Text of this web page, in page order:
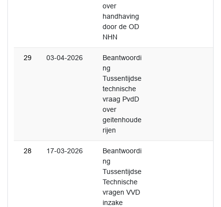
over
handhaving
door de OD
NHN
29 03-04-2026
Beantwoordi
ng
Tussentijdse
technische
vraag PvdD
over
geitenhoude
rijen
28 17-03-2026
Beantwoordi
ng
Tussentijdse
Technische
vragen VVD
inzake